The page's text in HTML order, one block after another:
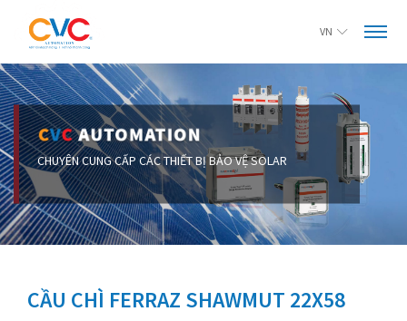
VN
CẦU CHÌ FERRAZ SHAWMUT 22X58